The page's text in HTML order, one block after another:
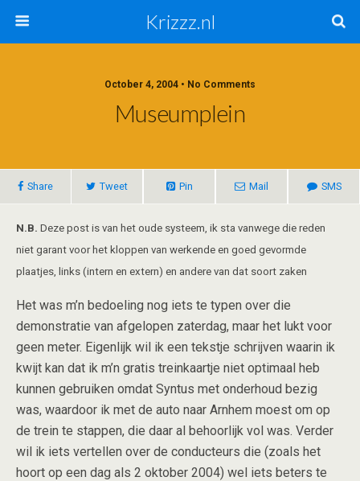
Krizzz.nl
October 4, 2004 • No Comments
Museumplein
Share Tweet Pin Mail SMS
N.B. Deze post is van het oude systeem, ik sta vanwege die reden
niet garant voor het kloppen van werkende en goed gevormde
plaatjes, links (intern en extern) en andere van dat soort zaken
Het was m’n bedoeling nog iets te typen over die
demonstratie van afgelopen zaterdag, maar het lukt voor
geen meter. Eigenlijk wil ik een tekstje schrijven waarin ik
kwijt kan dat ik m’n gratis treinkaartje niet optimaal heb
kunnen gebruiken omdat Syntus met onderhoud bezig
was, waardoor ik met de auto naar Arnhem moest om op
de trein te stappen, die daar al behoorlijk vol was. Verder
wil ik iets vertellen over de conducteurs die (zoals het
hoort op een dag als 2 oktober 2004) wel iets beters te